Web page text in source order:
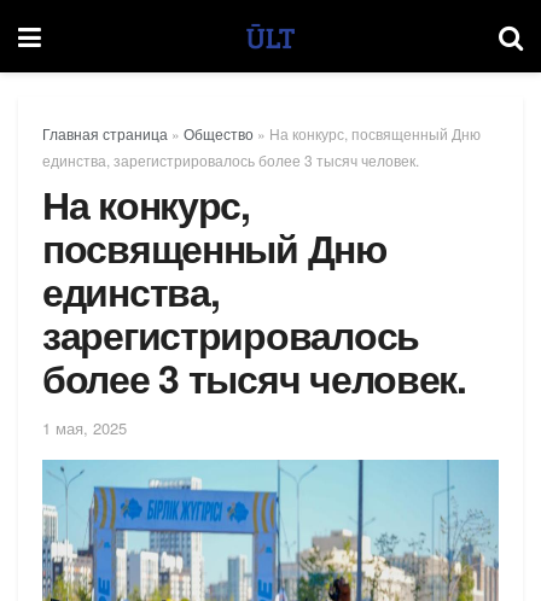
Главная страница » Общество » На конкурс, посвященный Дню
единства, зарегистрировалось более 3 тысяч человек.
На конкурс,
посвященный Дню
единства,
зарегистрировалось
более 3 тысяч человек.
1 мая, 2025